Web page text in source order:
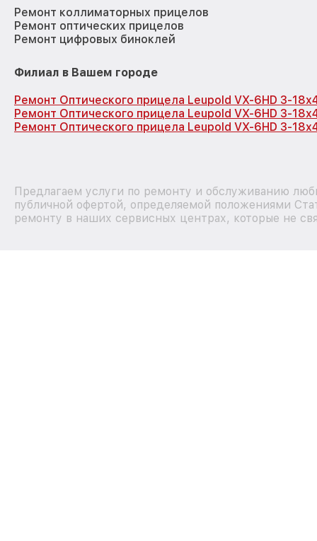
Ремонт коллиматорных прицелов
Ремонт оптических прицелов
Ремонт цифровых биноклей
Филиал в Вашем городе
Ремонт Оптического прицела Leupold VX-6HD 3-
Ремонт Оптического прицела Leupold VX-6HD 3-
Ремонт Оптического прицела Leupold VX-6HD 3-
Предлагаем услуги по ремонту и обслуживанию
публичной офертой, определяемой положениями
ремонту в наших сервисных центрах, которые не